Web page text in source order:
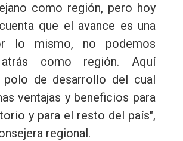
como región, pero hoy
que el avance es una
lo mismo, no podemos
atrás como región. Aquí
polo de desarrollo del cual
ventajas y beneficios para
y para el resto del país",
regional.